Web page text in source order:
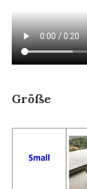
Größe